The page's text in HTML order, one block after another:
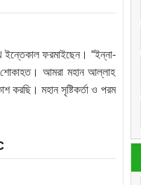
ইন্তেকাল ফরমাইছেন। “ইন্না-
শোকাহত। আমরা মহান আল্লাহ
করছি। মহান সৃষ্টিকর্তা ও পরম